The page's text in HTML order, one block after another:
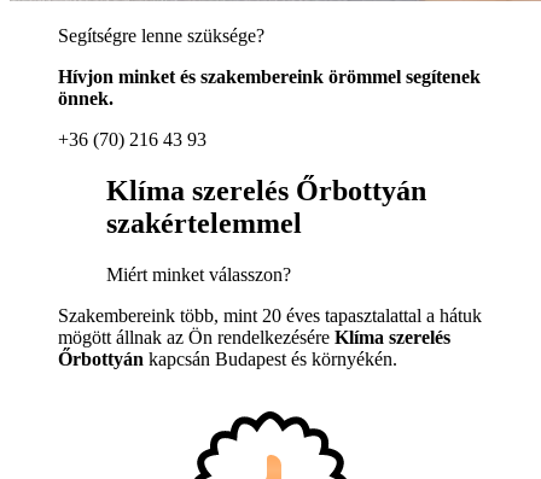
Segítségre lenne szüksége?
Hívjon minket és szakembereink örömmel segítenek
önnek.
+36 (70) 216 43 93
Klíma szerelés Őrbottyán
szakértelemmel
Miért minket válasszon?
Szakembereink több, mint 20 éves tapasztalattal a hátuk
mögött állnak az Ön rendelkezésére Klíma szerelés
Őrbottyán kapcsán Budapest és környékén.